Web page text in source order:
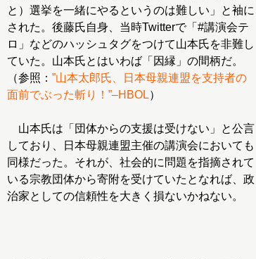
と）選挙を一緒にやるというのは難しい」と袖に
された。後藤氏自身、当時Twitterで「#講演会テ
ロ」などのハッシュタグをつけて山本氏を非難し
ていた。山本氏とはいわば「因縁」の間柄だ。
（参照： ”山本太郎氏、日本母親連盟を支持者の
面前でぶった斬り！”–HBOL）
山本氏は「団体からの支援は受けない」と公言
しており、日本母親連盟主催の講演会においても
同様だった。それが、社会的に問題を指摘されて
いる宗教団体から寄附を受けていたとなれば、政
治家としての信頼性を大きく損ないかねない。